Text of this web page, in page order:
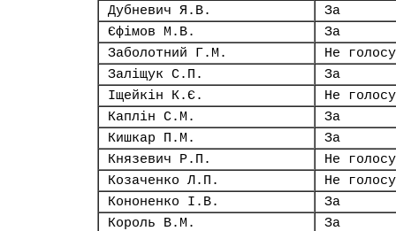
Дубневич Я.В.
За
Єфімов М.В.
За
Заболотний Г.М.
Не
Заліщук С.П.
За
Іщейкін К.Є.
Не
Каплін С.М.
За
Кишкар П.М.
За
Князевич Р.П.
Не
Козаченко Л.П.
Не
Кононенко І.В.
За
Король В.М.
За